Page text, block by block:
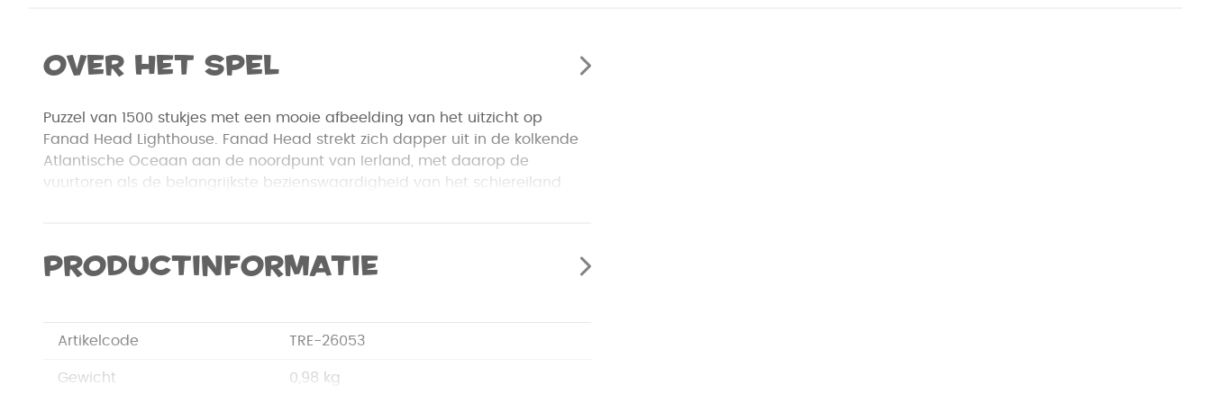
Over het spel
Puzzel van 1500 stukjes met een mooie afbeelding van het uitzicht op
Fanad Head Lighthouse. Fanad Head strekt zich dapper uit in de kolkende
Atlantische Oceaan aan de noordpunt van Ierland, met daarop de
vuurtoren als de belangrijkste bezienswaardigheid van het schiereiland
Productinformatie
Artikelcode TRE-26053
Gewicht 0,98 kg